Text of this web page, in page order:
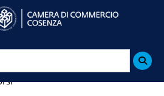
al
principale
